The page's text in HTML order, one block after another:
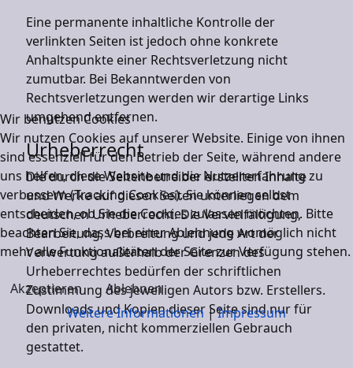
Eine permanente inhaltliche Kontrolle der
verlinkten Seiten ist jedoch ohne konkrete
Anhaltspunkte einer Rechtsverletzung nicht
zumutbar. Bei Bekanntwerden von
Rechtsverletzungen werden wir derartige Links
umgehend entfernen.
Urheberrecht
Die durch die Seitenbetreiber erstellten Inhalte
und Werke auf diesen Seiten unterliegen dem
deutschen Urheberrecht. Die Vervielfältigung,
Bearbeitung, Verbreitung und jede Art der
Verwertung außerhalb der Grenzen des
Urheberrechtes bedürfen der schriftlichen
Zustimmung des jeweiligen Autors bzw. Erstellers.
Downloads und Kopien dieser Seite sind nur für
den privaten, nicht kommerziellen Gebrauch
gestattet.
Wir benutzen Cookies
Wir nutzen Cookies auf unserer Website. Einige von ihnen
sind essenziell für den Betrieb der Seite, während andere
uns helfen, diese Website und die Nutzererfahrung zu
verbessern (Tracking Cookies). Sie können selbst
entscheiden, ob Sie die Cookies zulassen möchten. Bitte
beachten Sie, dass bei einer Ablehnung womöglich nicht
mehr alle Funktionalitäten der Seite zur Verfügung stehen.
Akzeptieren
Ablehnen
Weitere Informationen|Impressum